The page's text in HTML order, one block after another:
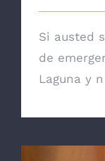
Si austed
de
Laguna y